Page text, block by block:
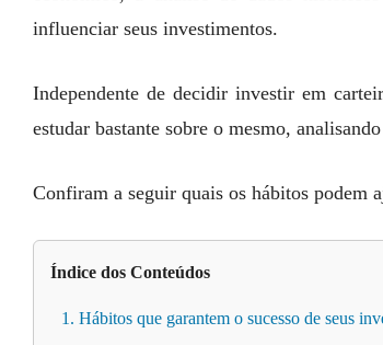
influenciar seus investimentos.
Independente de decidir investir em
estudar bastante sobre o mesmo,
Confiram a seguir quais os hábitos podem
Índice dos Conteúdos
1. Hábitos que garantem o sucesso de seus